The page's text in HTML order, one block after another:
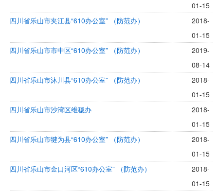
01-15
四川省乐山市夹江县“610办公室” （防范办）
2018-
01-15
四川省乐山市市中区“610办公室” （防范办）
2019-
08-14
四川省乐山市沐川县“610办公室” （防范办）
2018-
01-15
四川省乐山市沙湾区维稳办
2018-
01-15
四川省乐山市犍为县“610办公室” （防范办）
2018-
01-15
四川省乐山市金口河区“610办公室” （防范办）
2018-
01-15